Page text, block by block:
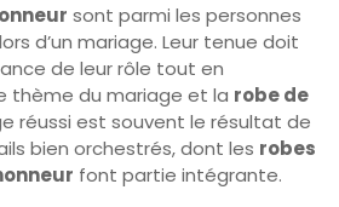
sont parmi les personnes
d’un mariage. Leur tenue doit
de leur rôle tout en
thème du mariage et la robe de
réussi est souvent le résultat de
bien orchestrés, dont les robes
font partie intégrante.